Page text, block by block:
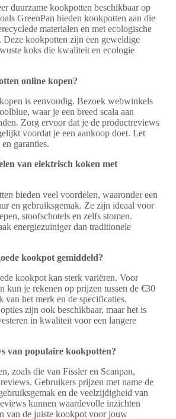
duurzame kookpotten beschikbaar op
GreenPan bieden kookpotten aan die
materialen en met ecologische
Deze kookpotten zijn een geweldige
koks die kwaliteit en ecologie
online kopen?
is eenvoudig. Bezoek webwinkels
waar je een breed scala aan
Zorg ervoor dat je de productreviews
voordat je een aankoop doet. Let
garanties.
van elektrisch koken met
bieden veel voordelen, waaronder een
en gebruiksgemak. Ze zijn ideaal voor
stoofschotels en zelfs stomen.
energiezuiniger dan traditionele
kookpot gemiddeld?
kookpot kan sterk variëren. Voor
kun je rekenen op prijzen tussen de €30
van het merk en de specificaties.
zijn ook beschikbaar, maar het is
in kwaliteit voor een langere
van populaire kookpotten?
zoals die van Fissler en Scanpan,
Gebruikers prijzen met name de
en de veelzijdigheid van
kunnen waardevolle inzichten
van de juiste kookpot voor jouw